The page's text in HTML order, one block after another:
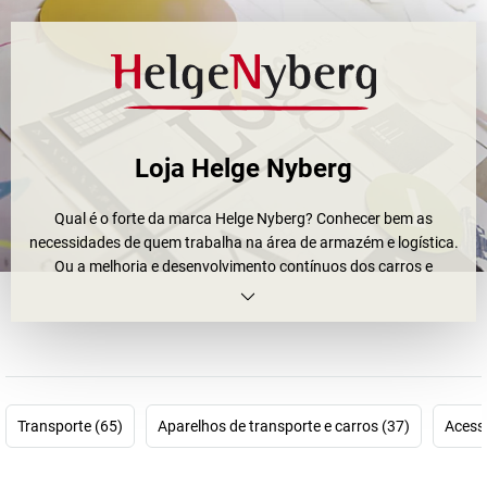
Loja Helge Nyberg
Qual é o forte da marca Helge Nyberg? Conhecer bem as
necessidades de quem trabalha na área de armazém e logística.
Ou a melhoria e desenvolvimento contínuos dos carros e
reboques. Ou talvez o facto de o fundador da empresa ter sido,
sobresselentes da Volvo, a empresa sueca Helge Nyberg
conseguiu desenvolver soluções para as próprias necessidades.
Transporte (65) Aparelhos de transporte e carros (37)